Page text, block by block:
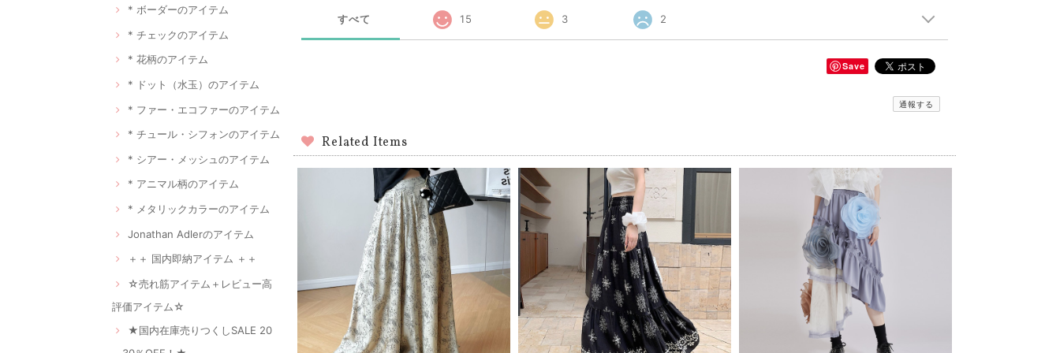
* ボーダーのアイテム
* チェックのアイテム
* 花柄のアイテム
* ドット（水玉）のアイテム
* ファー・エコファーのアイテム
* チュール・シフォンのアイテム
* シアー・メッシュのアイテム
* アニマル柄のアイテム
* メタリックカラーのアイテム
Jonathan Adlerのアイテム
＋＋ 国内即納アイテム ＋＋
☆売れ筋アイテム＋レビュー高
評価アイテム☆
★国内在庫売りつくしSALE 20
すべて 15 3 2
Save
通報する
Related Items